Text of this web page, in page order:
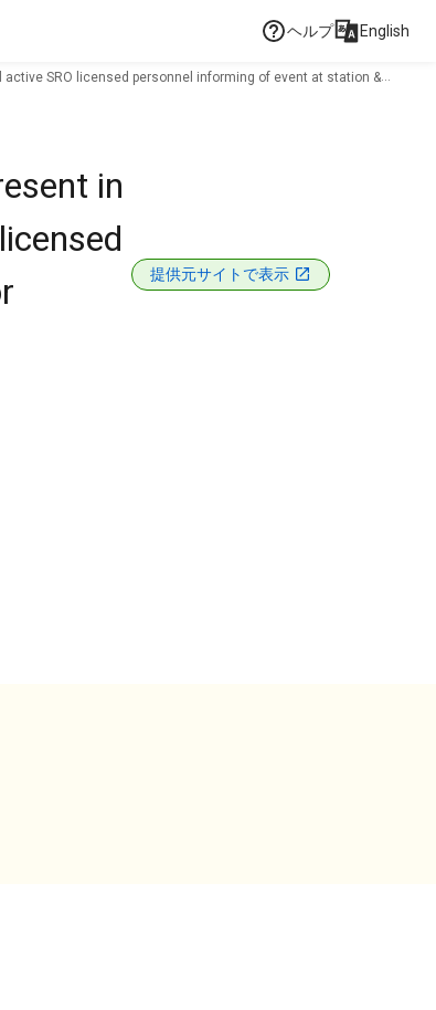
ヘルプ English
SRO licensed personnel informing of event at station &
in
提供元サイトで表示